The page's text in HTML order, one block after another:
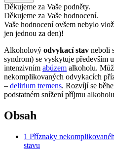
Děkujeme za Vaše podněty.
Děkujeme za Vaše hodnocení.
Vaše hodnocení ovšem nebylo
jen jednou za den)!
Alkoholový odvykací stav neboli
syndrom) se vyskytuje především
intenzivním abúzem alkoholu.
nekomplikovaných odvykacích
– delirium tremens. Rozvíjí se
podstatném snížení příjmu
Obsah
1 Příznaky
stavu